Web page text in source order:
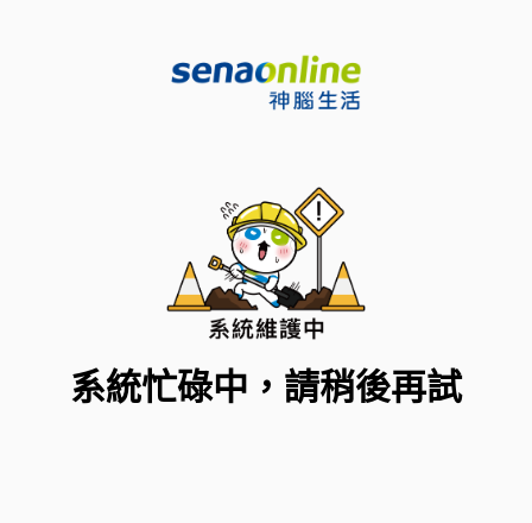
系統忙碌中，請稍後再試